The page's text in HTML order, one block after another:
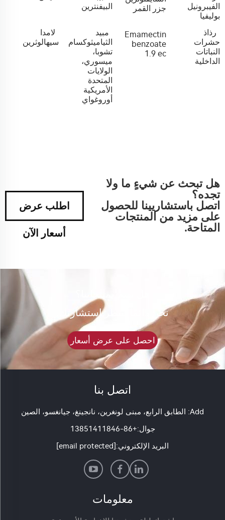
الفيبرونيل
بوليفيا
جزر القمر
البيفنترين
رذاذ
حشرات
النباتات
الداخلية
Emamectin
benzoate
1.9 ec
مبيد
الثياميثوكسام
تشوبا،
ميسوري،
الولايات
المتحدة
الأمريكية
أوروغواي
لامدا
سيهالوثرين
هل تبحث عن شيءٍ ما ولا
تجده؟
اتصل باستشاريينا للحصول
على مزيد من المنتجات
المتاحة.
اطلب عرض
أسعار الآن
نحن دائمًا ننتظر استشارتك.
احصل على عرض أسعار
اتصل بنا
Add: الطابق الرابع، مبنى لونغرين، نانجينغ، جيانغسو، الصين
جوال:+86-13851411846
البريد الإلكتروني:[email protected]
معلومات